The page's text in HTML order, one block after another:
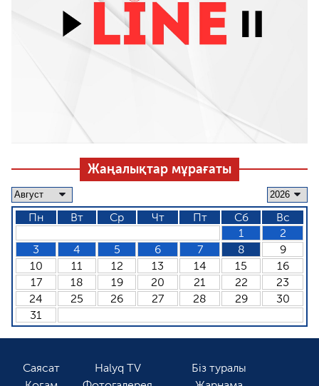
Жаңалықтар мұрағаты
Пн Вт Ср Чт Пт Сб
Вс
1
2
3
4 5 6 7 8
9
10
11 12 13 14 15
16
17
18 19 20 21 22
23
24
25 26 27 28 29
30
31
Саясат
Halyq TV
Біз туралы